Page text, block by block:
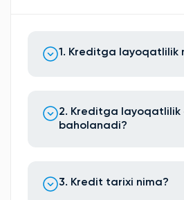
1. Kreditga layoqatlilik
2. Kreditga layoqatlilik
baholanadi?
3. Kredit tarixi nima?